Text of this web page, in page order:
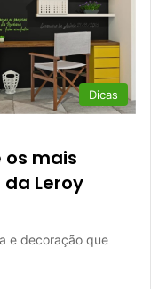
Dicas
mais
Leroy
e decoração que